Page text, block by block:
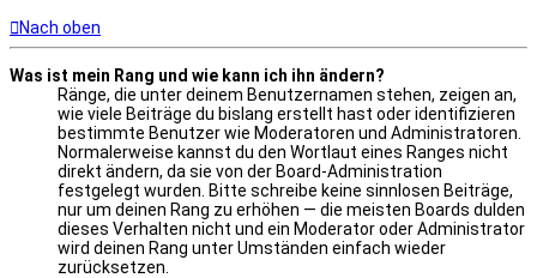
Nach oben
Was ist mein Rang und wie kann ich ihn ändern?
Ränge, die unter deinem Benutzernamen stehen, zeigen an,
wie viele Beiträge du bislang erstellt hast oder identifizieren
bestimmte Benutzer wie Moderatoren und Administratoren.
Normalerweise kannst du den Wortlaut eines Ranges nicht
direkt ändern, da sie von der Board-Administration
festgelegt wurden. Bitte schreibe keine sinnlosen Beiträge,
nur um deinen Rang zu erhöhen — die meisten Boards dulden
dieses Verhalten nicht und ein Moderator oder Administrator
wird deinen Rang unter Umständen einfach wieder
zurücksetzen.